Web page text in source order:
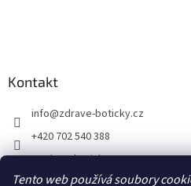
Tento web používá soubory
Kontakt
info@zdrave-boticky.cz
+420 702 540 388
@zdraveboticky
zdraveboticky